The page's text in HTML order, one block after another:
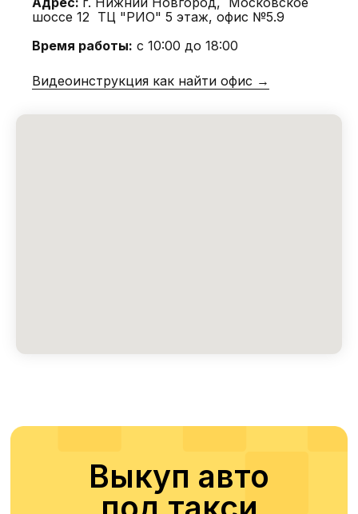
шоссе 12 ТЦ "РИО" 5 этаж, офис №5.9
Время работы: с 10:00 до 18:00
Видеоинструкция как найти офис →